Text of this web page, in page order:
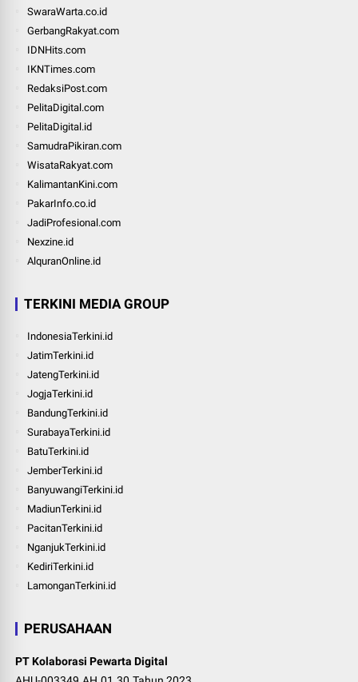
SwaraWarta.co.id
GerbangRakyat.com
IDNHits.com
IKNTimes.com
RedaksiPost.com
PelitaDigital.com
PelitaDigital.id
SamudraPikiran.com
WisataRakyat.com
KalimantanKini.com
PakarInfo.co.id
JadiProfesional.com
Nexzine.id
AlquranOnline.id
TERKINI MEDIA GROUP
IndonesiaTerkini.id
JatimTerkini.id
JatengTerkini.id
JogjaTerkini.id
BandungTerkini.id
SurabayaTerkini.id
BatuTerkini.id
JemberTerkini.id
BanyuwangiTerkini.id
MadiunTerkini.id
PacitanTerkini.id
NganjukTerkini.id
KediriTerkini.id
LamonganTerkini.id
PERUSAHAAN
PT Kolaborasi Pewarta Digital